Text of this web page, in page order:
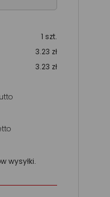
1 szt.
3.23 zł
3.23 zł
wysyłki.